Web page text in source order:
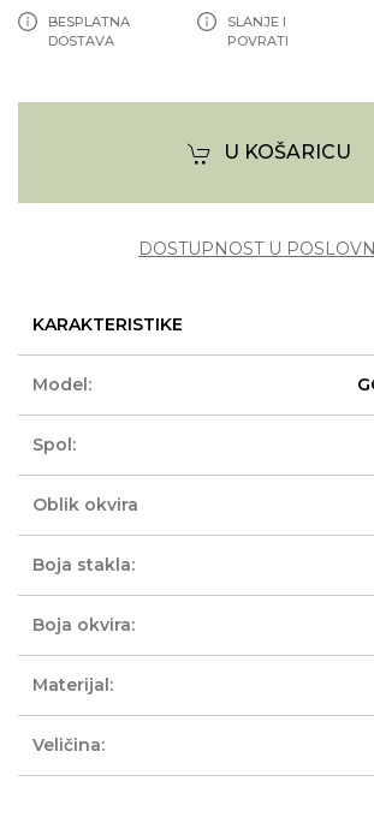
BESPLATNA
DOSTAVA
SLANJE I
POVRATI
U KOŠARICU
DOSTUPNOST U
KARAKTERISTIKE
Model:
Spol:
Oblik okvira
Boja stakla:
Boja okvira:
Materijal:
Veličina: